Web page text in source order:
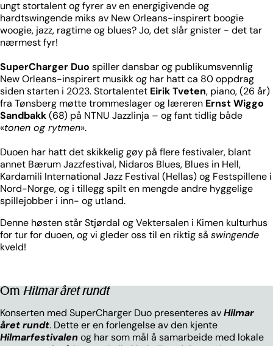
ungt stortalent og fyrer av en energigivende og
hardtswingende miks av New Orleans-inspirert boogie
woogie, jazz, ragtime og blues? Jo, det slår gnister - det tar
nærmest fyr!
SuperCharger Duo spiller dansbar og publikumsvennlig
New Orleans-inspirert musikk og har hatt ca 80 oppdrag
siden starten i 2023. Stortalentet Eirik Tveten, piano, (26 år)
fra Tønsberg møtte trommeslager og læreren Ernst Wiggo
Sandbakk (68) på NTNU Jazzlinja – og fant tidlig både
«tonen og rytmen».
Duoen har hatt det skikkelig gøy på flere festivaler, blant
annet Bærum Jazzfestival, Nidaros Blues, Blues in Hell,
Kardamili International Jazz Festival (Hellas) og Festspillene i
Nord-Norge, og i tillegg spilt en mengde andre hyggelige
spillejobber i inn- og utland.
Denne høsten står Stjørdal og Vektersalen i Kimen kulturhus
for tur for duoen, og vi gleder oss til en riktig så swingende
kveld!
Om Hilmar året rundt
Konserten med SuperCharger Duo presenteres av Hilmar
året rundt. Dette er en forlengelse av den kjente
Hilmarfestivalen og har som mål å samarbeide med lokale